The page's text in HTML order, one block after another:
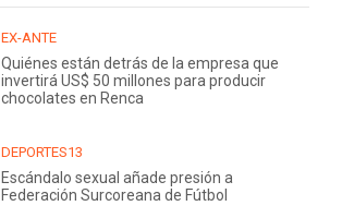
EX-ANTE
Quiénes están detrás de la empresa que
invertirá US$ 50 millones para producir
chocolates en Renca
DEPORTES13
Escándalo sexual añade presión a
Federación Surcoreana de Fútbol